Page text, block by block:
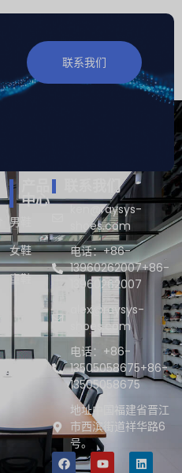
联系我们
中心
男鞋
女鞋
童鞋
联系我们
ken@raysys-
shoes.com
电话：+86-
13960262007+86-
13960262007
alex@raysys-
shoes.com
电话：+86-
13505058675+86-
13505058675
地址中国福建省晋江
市西滨街道祥华路6
号。